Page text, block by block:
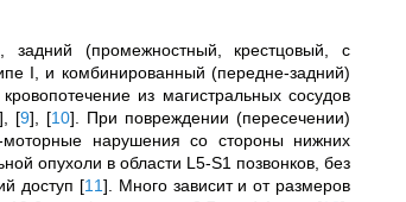
(промежностный, крестцовый, с
I, и комбинированный (передне-задний)
из магистральных сосудов
] [9] [10] . При повреждении (пересечении)
моторные нарушения со стороны нижних
опухоли в области L5-S1 позвонков, без
доступ [11] . Много зависит и от размеров